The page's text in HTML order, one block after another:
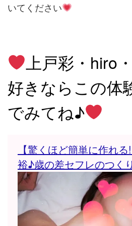
いてください
上戸彩・hiro
好きならこの体
でみてね♪
【驚くほど簡単に作れ
裕♪歳の差セフレのつく